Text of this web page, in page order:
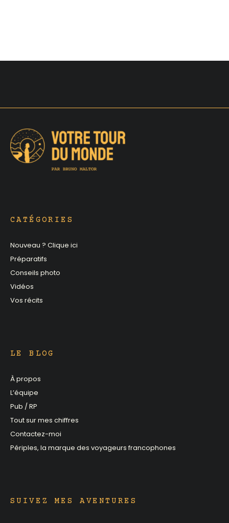
CATÉGORIES
Nouveau ? Clique ici
Préparatifs
Conseils photo
Vidéos
Vos récits
LE BLOG
À propos
L’équipe
Pub / RP
Tout sur mes chiffres
Contactez-moi
Périples, la marque des voyageurs francophones
SUIVEZ MES AVENTURES